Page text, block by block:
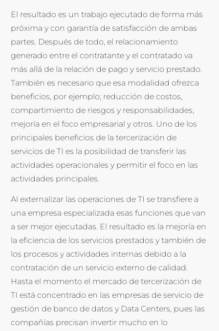
El resultado es un trabajo ejecutado de forma más
próxima y con garantía de satisfacción de ambas
partes. Después de todo, el relacionamiento
generado entre el contratante y el contratado va
más allá de la relación de pago y servicio prestado.
También es necesario que esa modalidad ofrezca
beneficios, por ejemplo; reducción de costos,
compartimiento de riesgos y responsabilidades,
mejoría en el foco empresarial y otros. Uno de los
principales beneficios de la tercerización de
servicios de TI es la posibilidad de transferir las
actividades operacionales y permitir el foco en las
actividades principales.
Al externalizar las operaciones de TI se transfiere a
una empresa especializada esas funciones que van
a ser mejor ejecutadas. El resultado es la mejoría en
la eficiencia de los servicios prestados y también de
los procesos y actividades internas debido a la
contratación de un servicio externo de calidad.
Hasta el momento el mercado de tercerización de
TI está concentrado en las empresas de servicio de
gestión de banco de datos y Data Centers, pues las
compañías precisan invertir mucho en lo